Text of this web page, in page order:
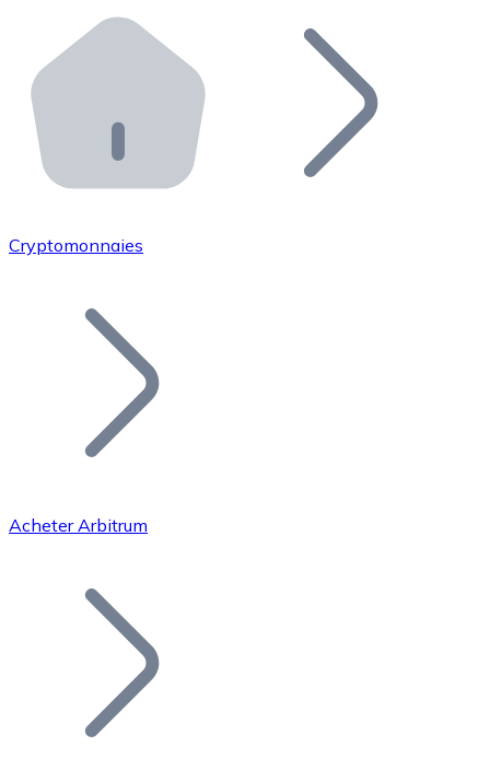
Distributeurs automatiques Bitnovo
Intégrez un ATM Bitnovo dans votre entreprise et
API Bitnovo
Intégrez notre API dans votre écosystème.
Rejoignez notre réseau de distributeurs et
Ajoutez le token de votre projet à notre service
Bitcoin
Cryptomonnaies
Acheter Arbitrum